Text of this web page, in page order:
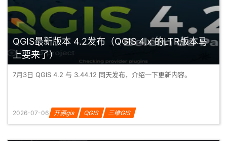
QGIS最新版本 4.2发布（QGIS 4.x 的LTR版本马
上要来了）
7月3日 QGIS 4.2 与 3.44.12 同天发布，介绍一下更新内容。
2026-07-06 开源gis QGIS 三维GIS